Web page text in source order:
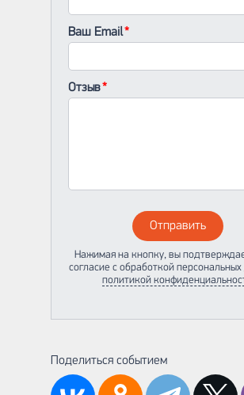
Ваш Email
Отзыв
Отправить
Нажимая на кнопку, вы
согласие с обработкой
политикой
Поделиться событием